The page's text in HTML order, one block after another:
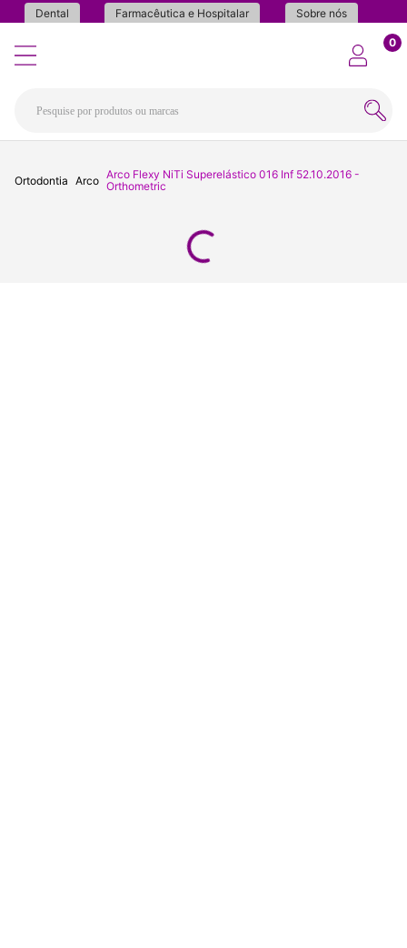
Dental Farmacêutica e Hospitalar Sobre nós
0
Ortodontia Arco Arco Flexy NiTi Superelástico 016 Inf 52.10.2016 -
Orthometric